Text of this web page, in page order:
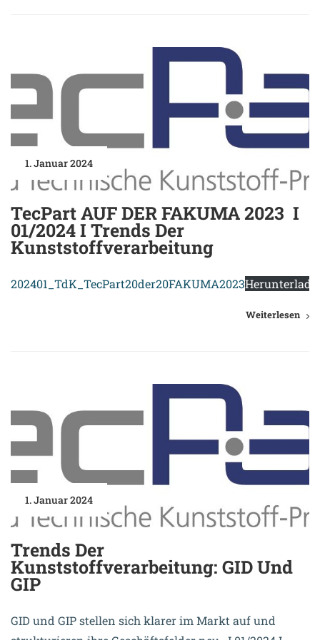
1. Januar 2024
TecPart AUF DER FAKUMA 2023 I
01/2024 I Trends Der
Kunststoffverarbeitung
202401_TdK_TecPart20der20FAKUMA2023
Weiterlesen
1. Januar 2024
Trends Der
Kunststoffverarbeitung: GID Und
GIP
GID und GIP stellen sich klarer im Markt auf und